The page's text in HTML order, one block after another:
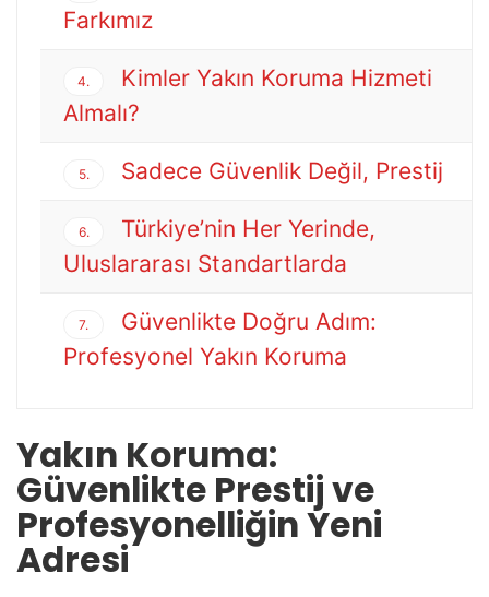
Farkımız
4.
Kimler Yakın Koruma Hizmeti
Almalı?
5. Sadece Güvenlik Değil, Prestij
6.
Türkiye’nin Her Yerinde,
Uluslararası Standartlarda
7.
Güvenlikte Doğru Adım:
Profesyonel Yakın Koruma
Yakın Koruma:
Güvenlikte Prestij ve
Profesyonelliğin Yeni
Adresi